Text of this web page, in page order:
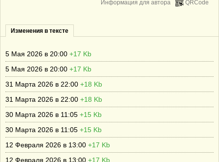
QRCode
Информация для автора
Изменения в тексте
5 Мая 2026 в 20:00 +17 Kb
5 Мая 2026 в 20:00 +17 Kb
31 Марта 2026 в 22:00 +18 Kb
31 Марта 2026 в 22:00 +18 Kb
30 Марта 2026 в 11:05 +15 Kb
30 Марта 2026 в 11:05 +15 Kb
12 Февраля 2026 в 13:00 +17 Kb
12 Февраля 2026 в 13:00 +17 Kb